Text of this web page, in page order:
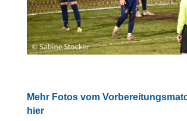
Mehr Fotos vom
hier